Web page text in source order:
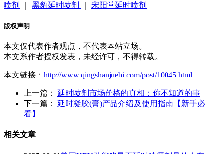
喷剂
黑豹延时喷剂 宋阳堂延时喷剂
版权声明
本文仅代表作者观点，不代表本站立场。
本文系作者授权发表，未经许可，不得转载。
本文链接： http://www.qingshanjuebi.com/post/10045.html
上一篇： 延时喷剂市场价格的真相：你不知道的事
下一篇： 延时凝胶(膏)产品介绍及使用指南【新手必
看】
相关文章